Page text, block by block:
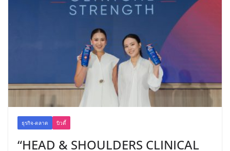
ธุรกิจ-ตลาด บิวตี้
“HEAD & SHOULDERS CLINICAL